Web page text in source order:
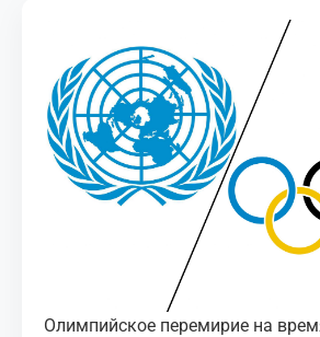
КОРТЫ
КОНТАКТЫ
UZ-PIN
Олимпийское перемирие на